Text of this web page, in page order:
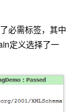
必需标签，其中
定义选择了一